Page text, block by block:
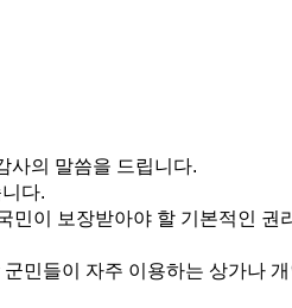
사의 말씀을 드립니다.
다.
민이 보장받아야 할 기본적인 권
민들이 자주 이용하는 상가나 개